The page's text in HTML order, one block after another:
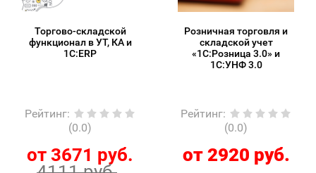
Торгово-складской
функционал в УТ, КА и
1С:ERP
Рейтинг:
(0.0)
от 3671 руб.
Розничная торговля и
складской учет
«1С:Розница 3.0» и
1С:УНФ 3.0
Рейтинг:
(0.0)
от 2920 руб.